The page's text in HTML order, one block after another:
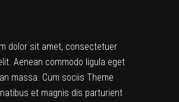
dolor sit amet, consectetuer
Aenean commodo ligula eget
massa. Cum sociis Theme
et magnis dis parturient